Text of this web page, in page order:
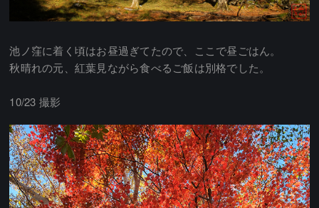
池ノ窪に着く頃はお昼過ぎてたので、ここで昼ごはん。
秋晴れの元、紅葉見ながら食べるご飯は別格でした。
10/23 撮影